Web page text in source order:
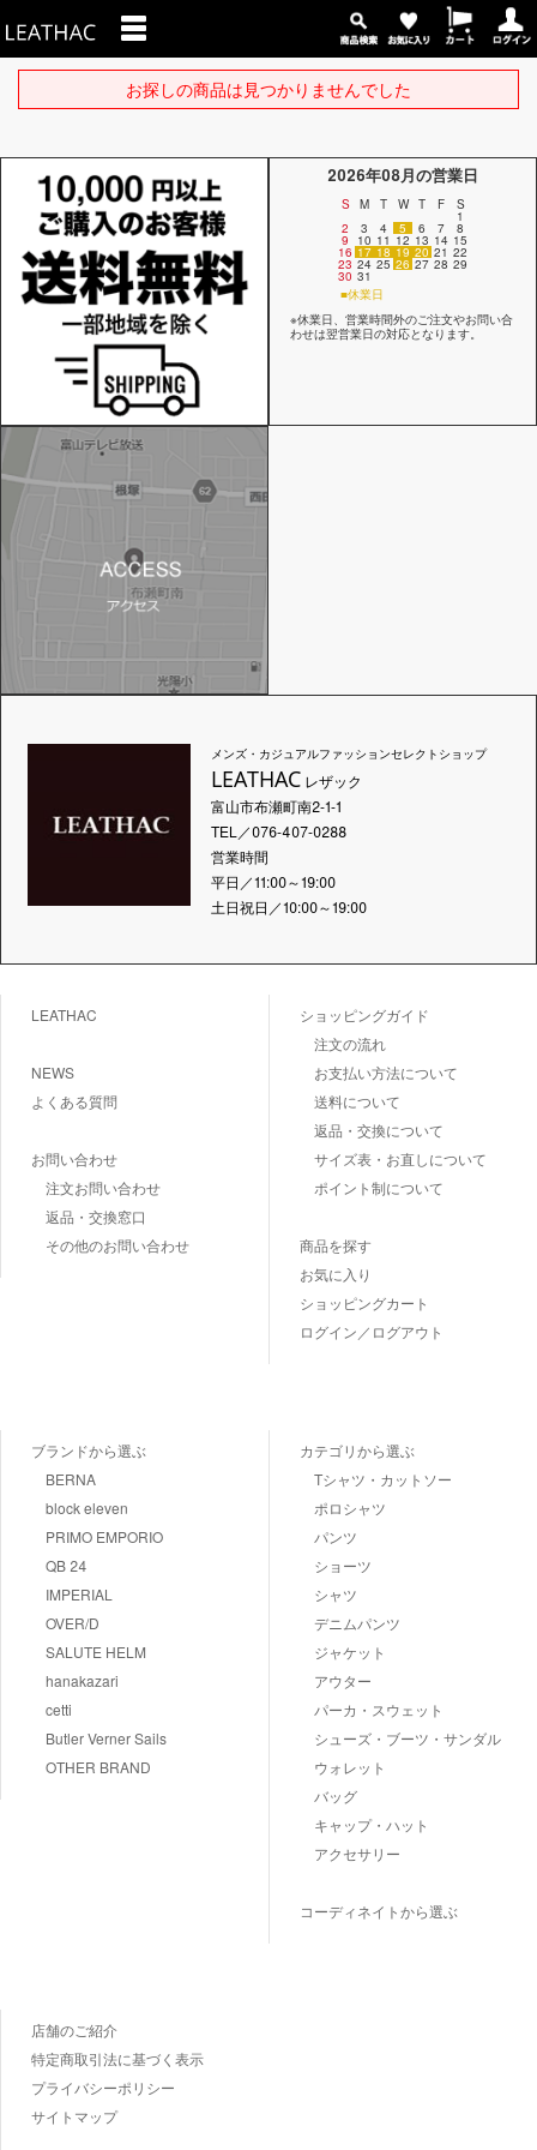
お探しの商品は見つかりませんでした
2026年08月の営業日
S M T W T F S
1
2 3 4 5 6 7 8
9 10 11 12 13 14 15
16 17 18 19 20 21 22
23 24 25 26 27 28 29
30 31
■休業日
※休業日、営業時間外のご注文やお問い合
わせは翌営業日の対応となります。
メンズ・カジュアルファッションセレクトショップ
LEATHACレザック
富山市布瀬町南2-1-1
TEL／076-407-0288
営業時間
平日／11:00～19:00
土日祝日／10:00～19:00
LEATHAC
NEWS
よくある質問
お問い合わせ
注文お問い合わせ
返品・交換窓口
その他のお問い合わせ
ショッピングガイド
注文の流れ
お支払い方法について
送料について
返品・交換について
サイズ表・お直しについて
ポイント制について
商品を探す
お気に入り
ショッピングカート
ログイン／ログアウト
ブランドから選ぶ
BERNA
block eleven
PRIMO EMPORIO
QB 24
IMPERIAL
OVER/D
SALUTE HELM
hanakazari
cetti
Butler Verner Sails
OTHER BRAND
カテゴリから選ぶ
Tシャツ・カットソー
ポロシャツ
パンツ
ショーツ
シャツ
デニムパンツ
ジャケット
アウター
パーカ・スウェット
シューズ・ブーツ・サンダル
ウォレット
バッグ
キャップ・ハット
アクセサリー
コーディネイトから選ぶ
店舗のご紹介
特定商取引法に基づく表示
プライバシーポリシー
サイトマップ